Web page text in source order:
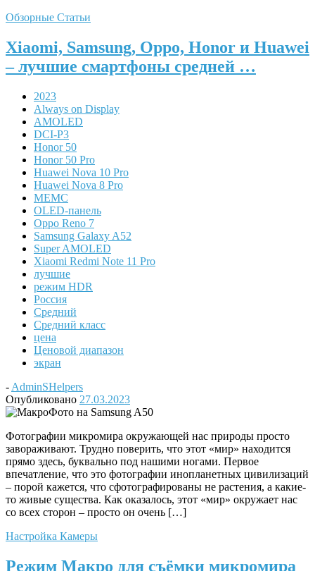
Обзорные Статьи
Xiaomi, Samsung, Oppo, Honor и Huawei
– лучшие смартфоны средней …
2023
Always on Display
AMOLED
DCI-P3
Honor 50
Honor 50 Pro
Huawei Nova 10 Pro
Huawei Nova 8 Pro
MEMC
OLED-панель
Oppo Reno 7
Samsung Galaxy A52
Super AMOLED
Xiaomi Redmi Note 11 Pro
лучшие
режим HDR
Россия
Средний
Средний класс
цена
Ценовой диапазон
экран
- AdminSHelpers
Опубликовано 27.03.2023
Фотографии микромира окружающей нас природы просто
завораживают. Трудно поверить, что этот «мир» находится
прямо здесь, буквально под нашими ногами. Первое
впечатление, что это фотографии инопланетных цивилизаций
– порой кажется, что сфотографированы не растения, а какие-
то живые существа. Как оказалось, этот «мир» окружает нас
со всех сторон – просто он очень […]
Настройка Камеры
Режим Макро для съёмки микромира